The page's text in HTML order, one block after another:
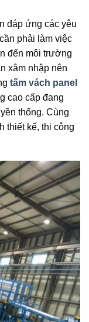
đáp ứng các yêu
phải làm việc
đến môi trường
xâm nhập nên
tấm vách panel
cao cấp đang
thống. Cùng
thiết kế, thi công